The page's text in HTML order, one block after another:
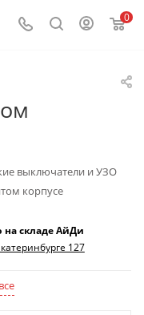
0
выключатели и УЗО
корпусе
складе АйДи
127